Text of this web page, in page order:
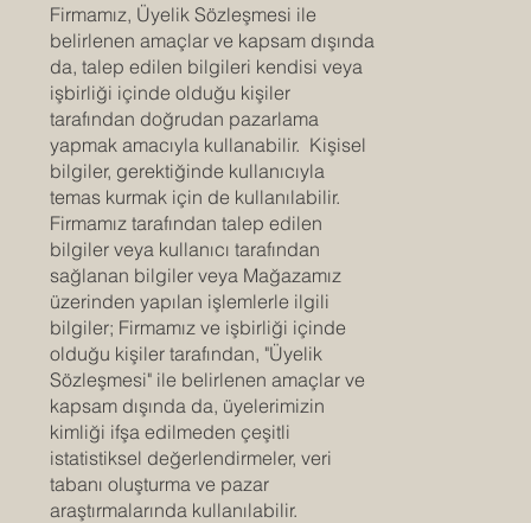
Firmamız, Üyelik Sözleşmesi ile
belirlenen amaçlar ve kapsam dışında
da, talep edilen bilgileri kendisi veya
işbirliği içinde olduğu kişiler
tarafından doğrudan pazarlama
yapmak amacıyla kullanabilir. Kişisel
bilgiler, gerektiğinde kullanıcıyla
temas kurmak için de kullanılabilir.
Firmamız tarafından talep edilen
bilgiler veya kullanıcı tarafından
sağlanan bilgiler veya Mağazamız
üzerinden yapılan işlemlerle ilgili
bilgiler; Firmamız ve işbirliği içinde
olduğu kişiler tarafından, "Üyelik
Sözleşmesi" ile belirlenen amaçlar ve
kapsam dışında da, üyelerimizin
kimliği ifşa edilmeden çeşitli
istatistiksel değerlendirmeler, veri
tabanı oluşturma ve pazar
araştırmalarında kullanılabilir.